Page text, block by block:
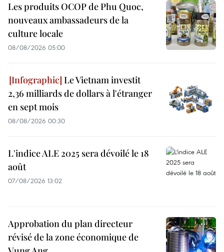
Les produits OCOP de Phu Quoc,
nouveaux ambassadeurs de la
culture locale
08/08/2026 05:00
Le Vietnam investit
2,36 milliards de dollars à l'étranger
en sept mois
08/08/2026 00:30
L'indice ALE 2025 sera dévoilé le 18
août
07/08/2026 13:02
Approbation du plan directeur
révisé de la zone économique de